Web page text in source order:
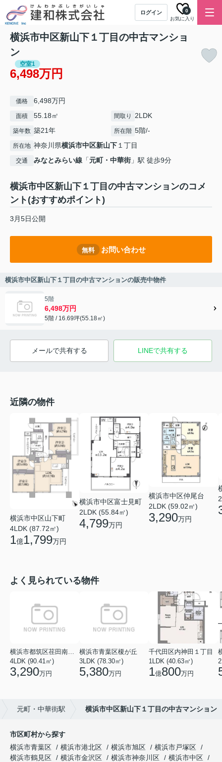
ログイン
お気に入り
0
横浜市中区新山下１丁目の中古マンショ
ン
空室1
6,498万円
価格 6,498万円
面積 55.18㎡ 間取り 2LDK
築年数 築21年 所在階 5階/-
所在地 神奈川県横浜市中区新山下 １丁目
交通 みなとみらい線 「元町・中華街」駅 徒歩9分
横浜市中区新山下１丁目の中古マンションのコメ
ント(おすすめポイント)
3月5日公開
無料 お問い合わせ
横浜市中区新山下１丁目の中古マンションの販売中物件
5階
6,498万円
5階 / 16.69坪(55.18㎡)
メールで共有する LINEで共有する
近隣の物件
横浜市中区山下町
4LDK (87.72㎡)
1億1,799万円
横浜市中区富士見町
2LDK (55.84㎡)
4,799万円
横浜市中区仲尾台
2LDK (59.02㎡)
3,290万円
よく見られている物件
4LDK (90.41㎡)
3,290万円
横浜市青葉区榎が丘
3LDK (78.30㎡)
5,380万円
千代田区内神田１丁目
1LDK (40.63㎡)
1億800万円
元町・中華街駅 横浜市中区新山下１丁目の中古マンション
市区町村から探す
横浜市青葉区
横浜市港北区 横浜市旭区
横浜市戸塚区
横浜市鶴見区
横浜市金沢区 横浜市神奈川区
横浜市中区